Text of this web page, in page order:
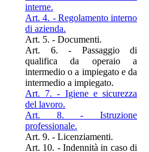
interne.
Art. 4. - Regolamento interno
di azienda.
Art. 5. - Documenti.
Art. 6. - Passaggio di
qualifica da operaio a
intermedio o a impiegato e da
intermedio a impiegato.
Art. 7. - Igiene e sicurezza
del lavoro.
Art. 8. - Istruzione
professionale.
Art. 9. - Licenziamenti.
Art. 10. - Indennità in caso di